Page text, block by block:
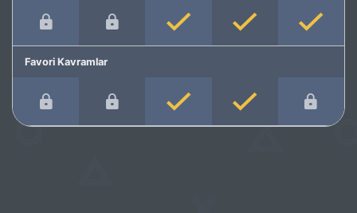
Favori Kavramlar